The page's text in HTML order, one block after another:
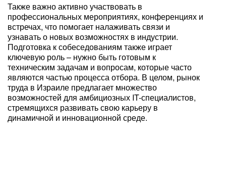
Также важно активно участвовать в
профессиональных мероприятиях, конференциях и
встречах, что помогает налаживать связи и
узнавать о новых возможностях в индустрии.
Подготовка к собеседованиям также играет
ключевую роль – нужно быть готовым к
техническим задачам и вопросам, которые часто
являются частью процесса отбора. В целом, рынок
труда в Израиле предлагает множество
возможностей для амбициозных IT-специалистов,
стремящихся развивать свою карьеру в
динамичной и инновационной среде.